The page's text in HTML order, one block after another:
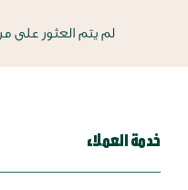
لم يتم العثور على
خدمة العملاء